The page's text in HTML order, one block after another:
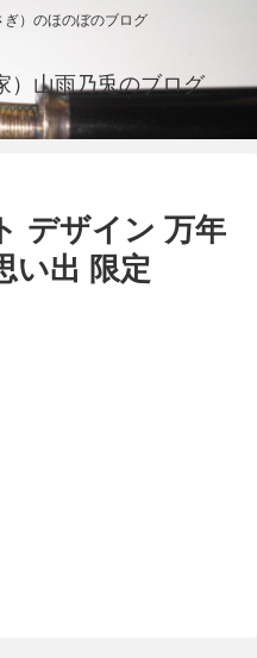
）のほのぼのブログ
）山雨乃兎のブログ
デザイン 万年
い出 限定